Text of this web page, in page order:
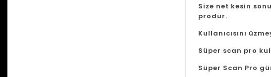
Size net kesin
produr.
Kullanıcısını
Süper scan pro
Süper Scan Pro